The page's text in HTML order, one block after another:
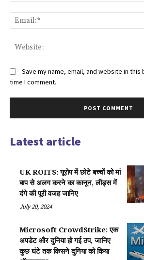
Save my name, email, and website in
time I comment.
Latest article
UK ROITS: यूरोप में छोटे बच्चों को मां
बाप से अलग करने का कानून, लीड्स में
दंगे की पूरी वजह जानिए
July 20, 2024
Microsoft CrowdStrike: एक
अपडेट और दुनिया हो गई ठप, जानिए
कुछ घंटे तक किसने दुनिया को किया